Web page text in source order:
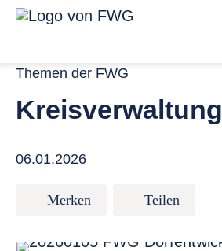
Zum Inhalt springen
Themen der FWG
Kreisverwaltung
06.01.2026
Merken Teilen